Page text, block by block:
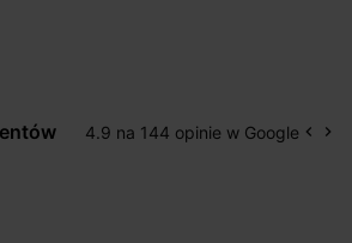
4.9 na 144 opinie w Google keyboard_arrow_left keyboard_arrow_right